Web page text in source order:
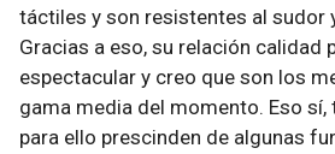
táctiles y son resistentes al sudor
Gracias a eso, su relación calidad
espectacular y creo que son los
gama media del momento. Eso sí,
para ello prescinden de algunas